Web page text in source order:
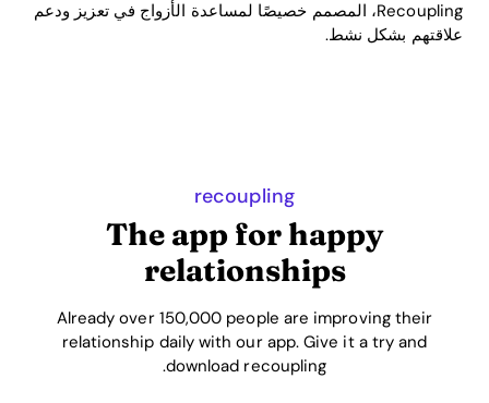
Recoupling، المصمم خصيصًا لمساعدة الأزواج في تعزيز ودعم
علاقتهم بشكل نشط.
recoupling
The app for happy
relationships
Already over 150,000 people are improving their
relationship daily with our app. Give it a try and
download recoupling.